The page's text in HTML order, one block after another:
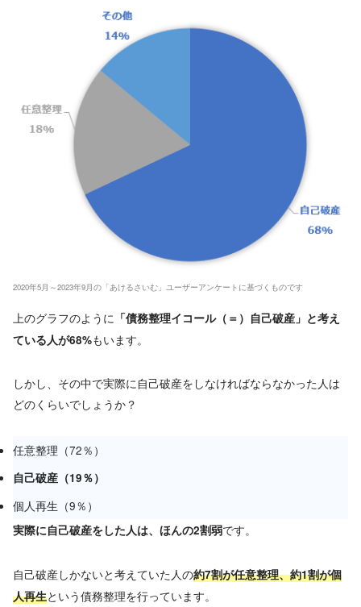
2020年5月～2023年9月の「あけるさいむ」ユーザーアンケートに基づくものです
上のグラフのように 「債務整理イコール（＝）自己破産」と考え
ている人が68%もいます。
しかし、その中で実際に自己破産をしなければならなかった人は
どのくらいでしょうか？
任意整理（72％）
自己破産（19％）
個人再生（9％）
実際に自己破産をした人は、ほんの2割弱です。
自己破産しかないと考えていた人の約7割が任意整理、約1割が個
人再生という債務整理を行っています。